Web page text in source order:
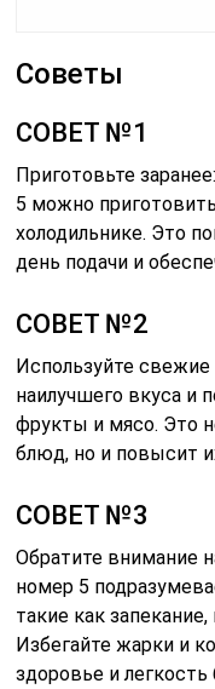
Советы
СОВЕТ №1
Приготовьте
5 можно
холодильнике. Это
день подачи и
СОВЕТ №2
Используйте
наилучшего вкуса и
фрукты и мясо. Это
блюд, но и повысит
СОВЕТ №3
Обратите внимание
номер 5
такие как
Избегайте жарки и
здоровье и